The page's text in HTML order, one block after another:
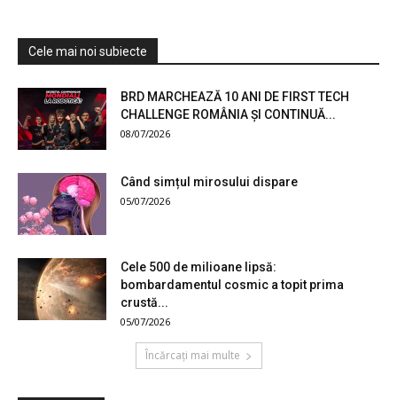
Cele mai noi subiecte
BRD MARCHEAZĂ 10 ANI DE FIRST TECH
CHALLENGE ROMÂNIA ȘI CONTINUĂ...
08/07/2026
Când simțul mirosului dispare
05/07/2026
Cele 500 de milioane lipsă:
bombardamentul cosmic a topit prima
crustă...
05/07/2026
Încărcați mai multe